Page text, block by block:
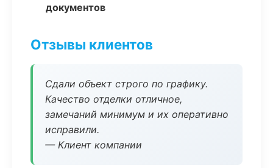
документов
Отзывы клиентов
Сдали объект строго по графику.
Качество отделки отличное,
замечаний минимум и их оперативно
исправили.
— Клиент компании